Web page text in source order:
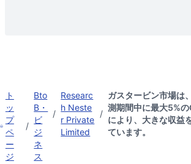
ト
ッ
プ
ペ
ー
ジ
/
Bto
B・
ビ
ジ
ネ
ス
/
Researc
h Neste
r Private
Limited
/
ガスタービン市場
測期間中に最大5%
により、大きな収益
ています。